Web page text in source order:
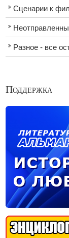
Сценарии к
Разное - все
Поддержка